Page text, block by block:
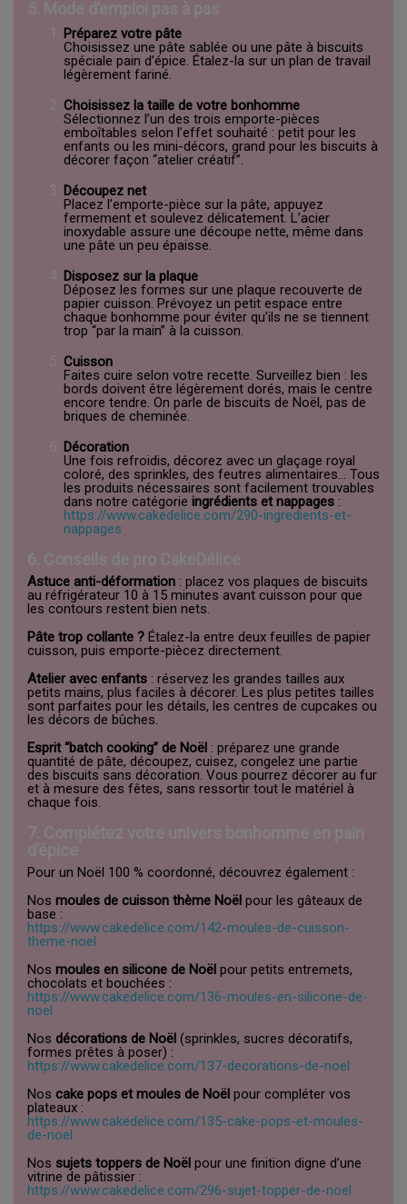
Préparez votre pâte
Choisissez une pâte sablée ou une pâte à biscuits
spéciale pain d’épice. Étalez-la sur un plan de travail
légèrement fariné.
Choisissez la taille de votre bonhomme
Sélectionnez l’un des trois emporte-pièces
emboîtables selon l’effet souhaité : petit pour les
enfants ou les mini-décors, grand pour les biscuits à
décorer façon “atelier créatif”.
Découpez net
Placez l’emporte-pièce sur la pâte, appuyez
fermement et soulevez délicatement. L’acier
inoxydable assure une découpe nette, même dans
une pâte un peu épaisse.
Disposez sur la plaque
Déposez les formes sur une plaque recouverte de
papier cuisson. Prévoyez un petit espace entre
chaque bonhomme pour éviter qu’ils ne se tiennent
trop “par la main” à la cuisson.
Cuisson
Faites cuire selon votre recette. Surveillez bien : les
bords doivent être légèrement dorés, mais le centre
encore tendre. On parle de biscuits de Noël, pas de
briques de cheminée.
Décoration
Une fois refroidis, décorez avec un glaçage royal
coloré, des sprinkles, des feutres alimentaires… Tous
les produits nécessaires sont facilement trouvables
dans notre catégorie ingrédients et nappages :
https://www.cakedelice.com/290-ingredients-et-
nappages
Astuce anti-déformation : placez vos plaques de biscuits
au réfrigérateur 10 à 15 minutes avant cuisson pour que
les contours restent bien nets.
Pâte trop collante ? Étalez-la entre deux feuilles de papier
cuisson, puis emporte-piècez directement.
Atelier avec enfants : réservez les grandes tailles aux
petits mains, plus faciles à décorer. Les plus petites tailles
sont parfaites pour les détails, les centres de cupcakes ou
les décors de bûches.
Esprit “batch cooking” de Noël : préparez une grande
quantité de pâte, découpez, cuisez, congelez une partie
des biscuits sans décoration. Vous pourrez décorer au fur
et à mesure des fêtes, sans ressortir tout le matériel à
chaque fois.
Pour un Noël 100 % coordonné, découvrez également :
Nos moules de cuisson thème Noël pour les gâteaux de
base :
https://www.cakedelice.com/142-moules-de-cuisson-
theme-noel
Nos moules en silicone de Noël pour petits entremets,
chocolats et bouchées :
https://www.cakedelice.com/136-moules-en-silicone-de-
noel
Nos décorations de Noël (sprinkles, sucres décoratifs,
formes prêtes à poser) :
https://www.cakedelice.com/137-decorations-de-noel
Nos cake pops et moules de Noël pour compléter vos
plateaux :
https://www.cakedelice.com/135-cake-pops-et-moules-
de-noel
Nos sujets toppers de Noël pour une finition digne d’une
vitrine de pâtissier :
https://www.cakedelice.com/296-sujet-topper-de-noel